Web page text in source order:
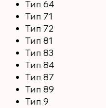
Тип 64
Тип 71
Тип 72
Тип 81
Тип 83
Тип 84
Тип 87
Тип 89
Тип 9